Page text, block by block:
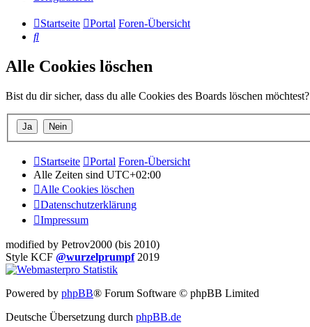
Startseite Portal Foren-Übersicht
Suche
Alle Cookies löschen
Bist du dir sicher, dass du alle Cookies des Boards löschen möchtest?
Startseite Portal Foren-Übersicht
Alle Zeiten sind UTC+02:00
Alle Cookies löschen
Datenschutzerklärung
Impressum
modified by Petrov2000 (bis 2010)
Style KCF @wurzelprumpf2019
Powered by phpBB® Forum Software © phpBB Limited
Deutsche Übersetzung durch phpBB.de